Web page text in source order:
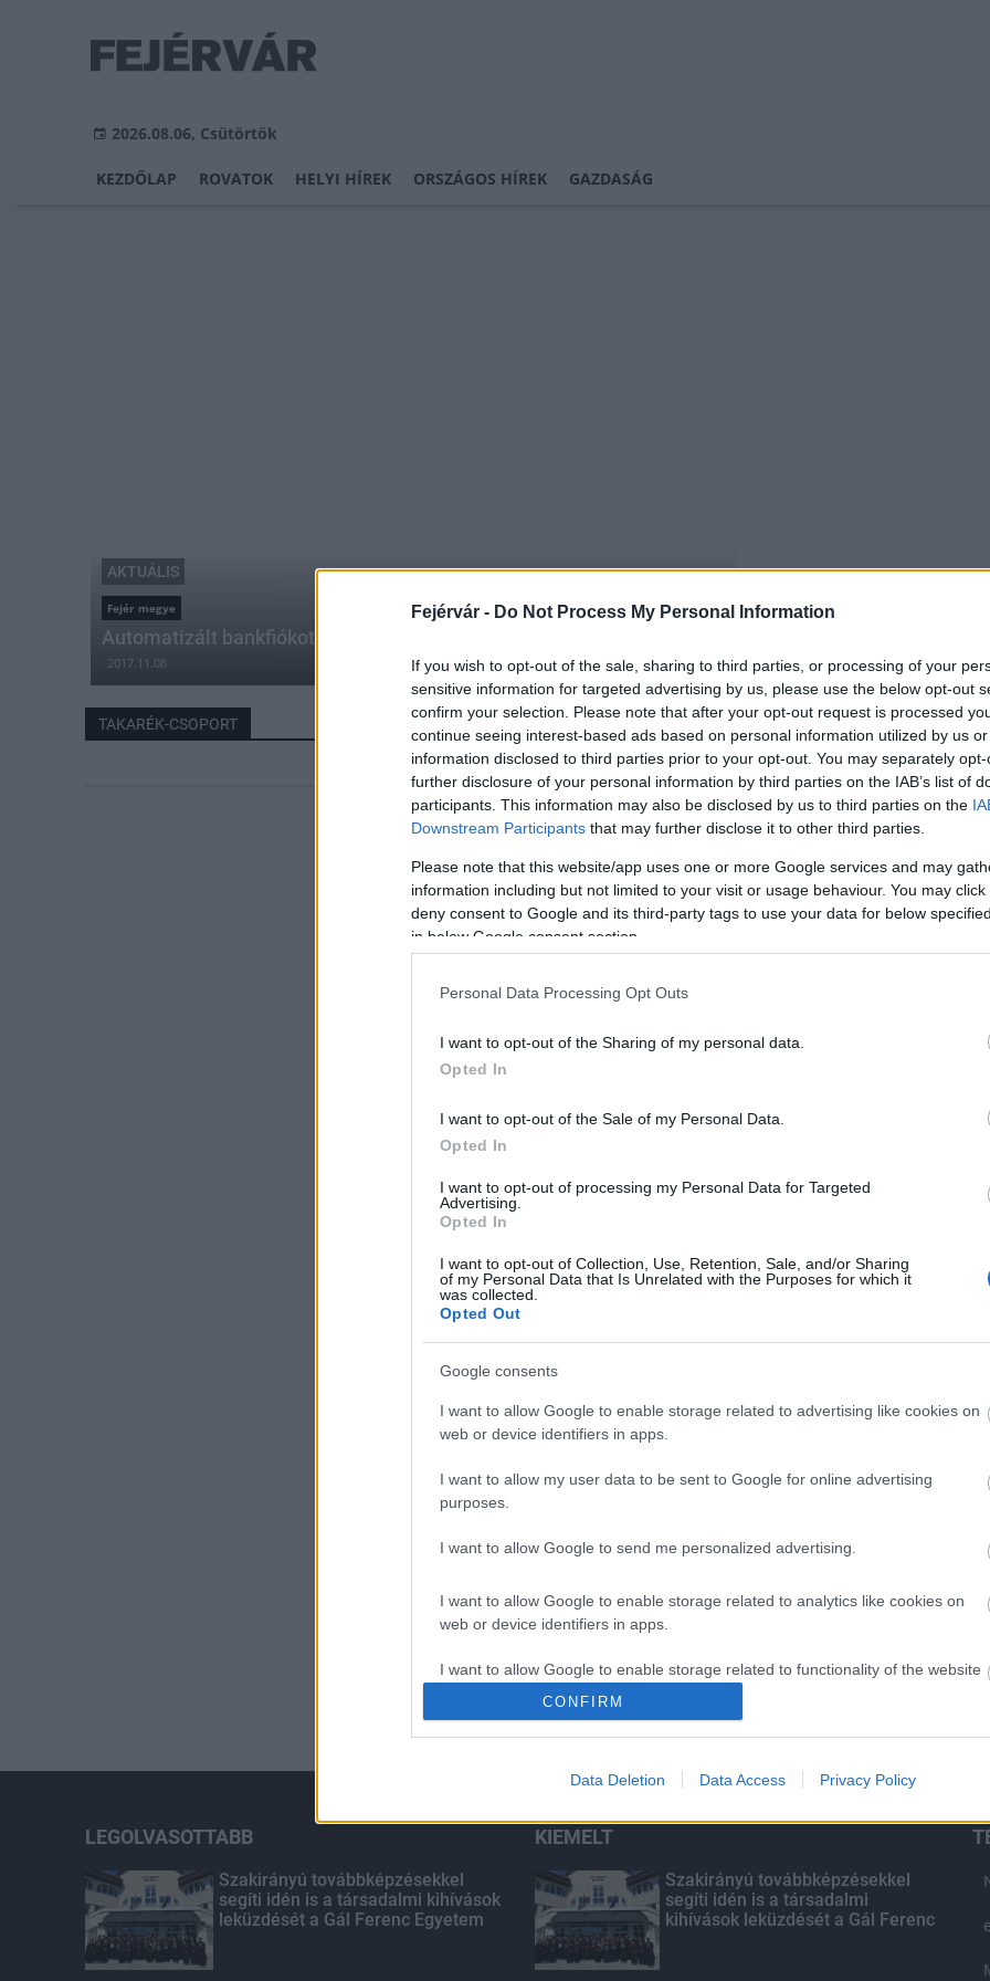
Fejérvár - Do Not Process My Personal Information
If you wish to opt-out of the sale, sharing to third parties, or processing of your
sensitive information for targeted advertising by us, please use the below opt-out
confirm your selection. Please note that after your opt-out request is processed
continue seeing interest-based ads based on personal information utilized by us
information disclosed to third parties prior to your opt-out. You may separately
further disclosure of your personal information by third parties on the IAB’s list of
participants. This information may also be disclosed by us to third parties on the
Downstream Participants that may further disclose it to other third parties.
Please note that this website/app uses one or more Google services and may
information including but not limited to your visit or usage behaviour. You may
deny consent to Google and its third-party tags to use your data for below
in below Google consent section.
Personal Data Processing Opt Outs
I want to opt-out of the Sharing of my personal data.
Opted In
I want to opt-out of the Sale of my Personal Data.
Opted In
I want to opt-out of processing my Personal Data for Targeted
Advertising.
Opted In
I want to opt-out of Collection, Use, Retention, Sale, and/or Sharing
of my Personal Data that Is Unrelated with the Purposes for which it
was collected.
Opted Out
Google consents
I want to allow Google to enable storage related to advertising like cookies on
web or device identifiers in apps.
I want to allow my user data to be sent to Google for online advertising
purposes.
I want to allow Google to send me personalized advertising.
I want to allow Google to enable storage related to analytics like cookies on
web or device identifiers in apps.
I want to allow Google to enable storage related to functionality of the website
I want to allow Google to enable storage related to personalization.
I want to allow Google to enable storage related to security, including
CONFIRM
Data Deletion Data Access Privacy Policy
2026.08.06, Csütörtök
KEZDŐLAP ROVATOK HELYI HÍREK ORSZÁGOS HÍREK GAZDASÁG
AKTUÁLIS
Fejér megye
Automatizált bankfiókot nyitott a Takarék-csoport Fejér megyében
2017.11.08
TAKARÉK-CSOPORT
LEGOLVASOTTABB
Szakirányú továbbképzésekkel
segíti idén is a társadalmi kihívások
leküzdését a Gál Ferenc Egyetem
KIEMELT
Szakirányú továbbképzésekkel
segíti idén is a társadalmi
kihívások leküzdését a Gál Ferenc